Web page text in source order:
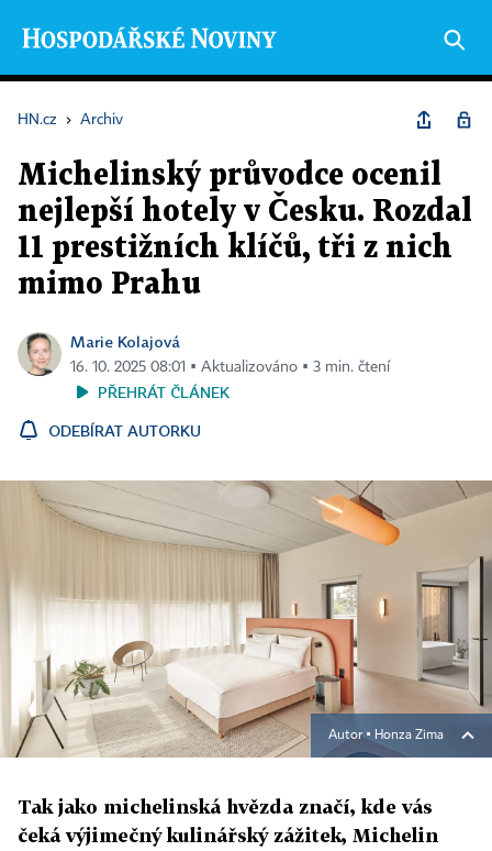
HN.cz › Archiv
Michelinský průvodce ocenil
nejlepší hotely v Česku. Rozdal
11 prestižních klíčů, tři z nich
mimo Prahu
Marie Kolajová
16. 10. 2025 08:01 ▪ Aktualizováno ▪ 3 min. čtení
PŘEHRÁT ČLÁNEK
ODEBÍRAT AUTORKU
Autor ▪ Honza Zima
Tak jako michelinská hvězda značí, kde vás
čeká výjimečný kulinářský zážitek, Michelin